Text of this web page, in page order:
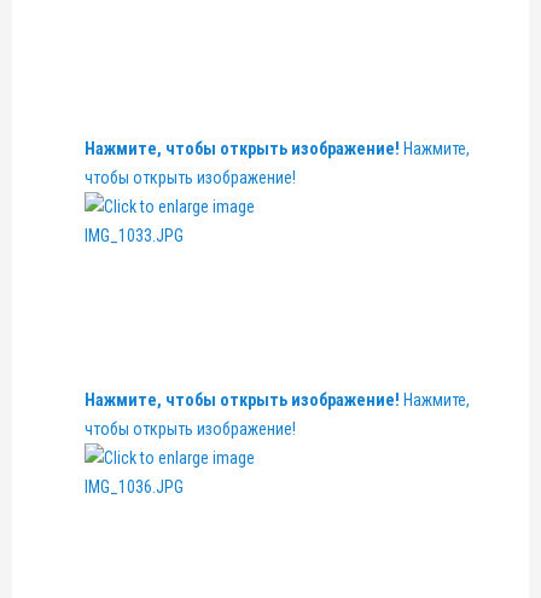
Нажмите, чтобы открыть изображение! Нажмите,
чтобы открыть изображение!
Нажмите, чтобы открыть изображение! Нажмите,
чтобы открыть изображение!